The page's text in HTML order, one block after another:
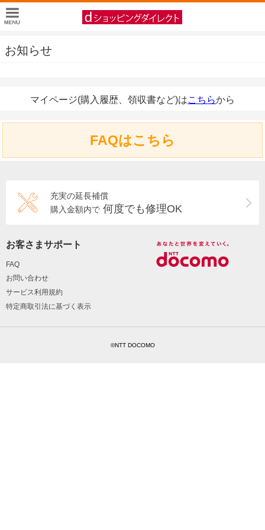
お知らせ
マイページ(購入履歴、領収書など)はこちらから
FAQはこちら
充実の延長補償
購入金額内で 何度でも修理OK
お客さまサポート
FAQ
お問い合わせ
サービス利用規約
特定商取引法に基づく表示
©NTT DOCOMO